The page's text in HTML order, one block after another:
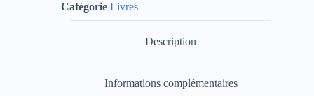
Catégorie Livres
Description
Informations complémentaires